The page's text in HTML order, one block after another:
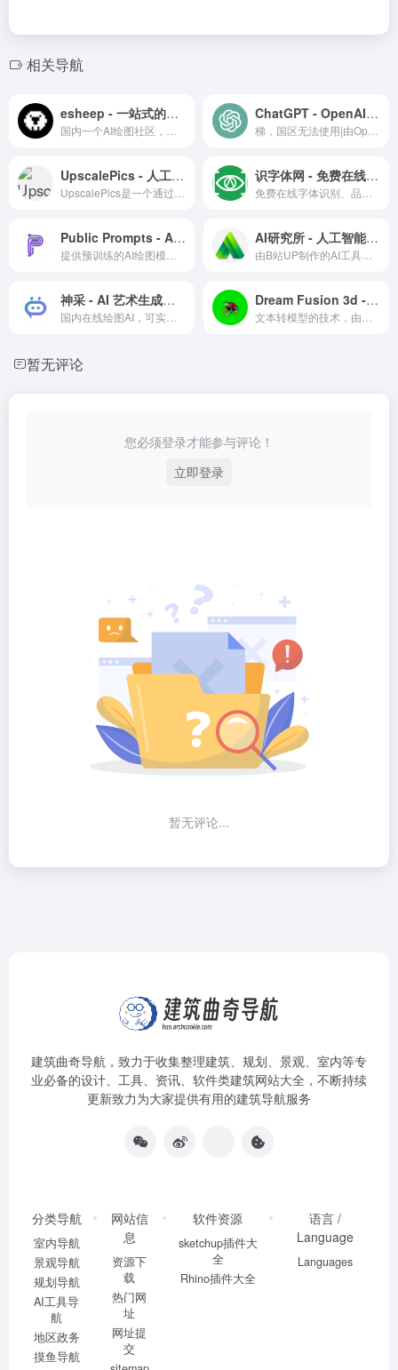
相关导航
esheep - 一站式的AIGC社区 ChatGPT - OpenAI智能对话模型
UpscalePics - 人工智能图片清晰化工具 识字体网 - 免费在线字体识别、下载、品牌识别、字体搜索
Public Prompts - AI艺术创作公共提示库 AI研究所 - 人工智能研究与应用
神采 - AI 艺术生成平台 Dream Fusion 3d - 3D 模型生成工具
暂无评论
您必须登录才能参与评论！
立即登录
暂无评论...
建筑曲奇导航 ，致力于收集整理建筑、规划、景观、室内等专
业必备的设计、工具、资讯、软件类建筑网站大全，不断持续
更新致力为大家提供有用的建筑导航服务
分类导航
室内导航
景观导航
规划导航
AI工具导
航
地区政务
摸鱼导航
网站信
息
资源下
载
热门网
址
网址提
交
软件资源
sketchup插件大
全
Rhino插件大全
语言 /
Language
Languages